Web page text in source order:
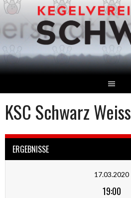
Springe
zum
Inhalt
KSC Schwarz Weiss
ERGEBNISSE
17.03.2020
19:00